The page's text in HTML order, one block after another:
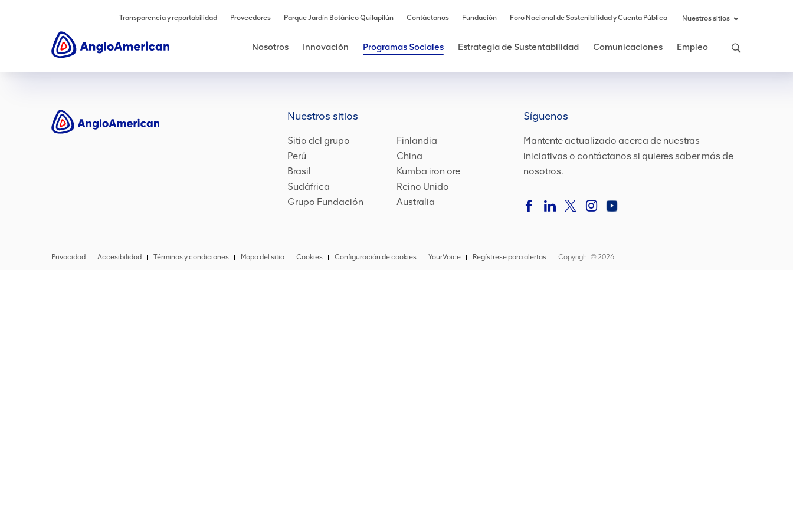
Transparencia y reportabilidad Proveedores Parque Jardín Botánico Quilapilún Contáctanos Fundación Foro Nacional de Sostenibilidad y Cuenta Pública Nuestros sitios
Nosotros Innovación Programas Sociales Estrategia de Sustentabilidad Comunicaciones Empleo
Nuestros sitios
Sitio del grupo
Finlandia
Perú
China
Brasil
Kumba iron ore
Sudáfrica
Reino Unido
Grupo Fundación
Australia
Síguenos
Mantente actualizado acerca de nuestras
iniciativas o contáctanos si quieres saber más de
nosotros.
Privacidad Accesibilidad Términos y condiciones Mapa del sitio Cookies Configuración de cookies YourVoice Regístrese para alertas Copyright © 2026